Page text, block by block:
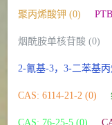
聚丙烯酸钾 (0)
烟酰胺单核苷酸 (0)
2-氰基-3，3-二苯基
CAS: 6114-21-2 (0)
CAS: 76-25-5 (0)